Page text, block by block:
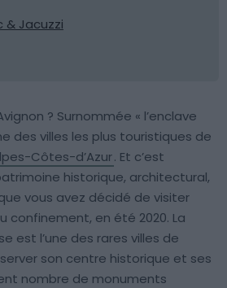
& Jacuzzi
? Surnommée « l’enclave
des villes les plus touristiques de
Côtes-d’Azur. Et c’est
historique, architectural,
vous avez décidé de visiter
confinement, en été 2020. La
est l’une des rares villes de
son centre historique et ses
nombre de monuments